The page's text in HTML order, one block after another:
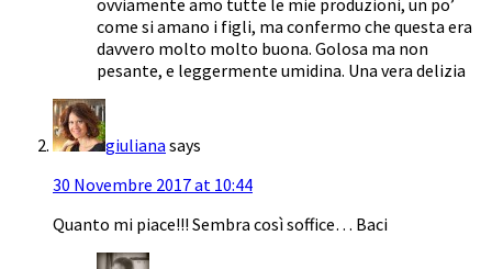
come si amano i figli, ma confermo che questa era
davvero molto molto buona. Golosa ma non
pesante, e leggermente umidina. Una vera delizia
giuliana says
30 Novembre 2017 at 10:44
Quanto mi piace!!! Sembra così soffice… Baci